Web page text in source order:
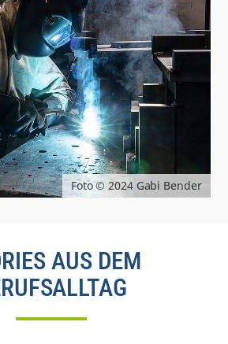
Foto © 2024 Gabi Bender
AUS DEM